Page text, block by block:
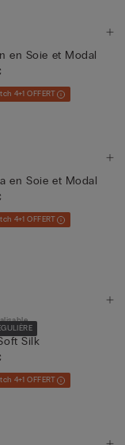
en Soie et Modal
4+1 OFFERT
en Soie et Modal
4+1 OFFERT
Silk
4+1 OFFERT